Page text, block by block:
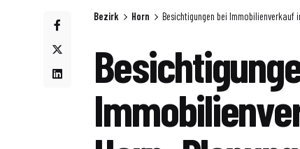
Bezirk Horn Besichtigungen bei Immobilienverkauf